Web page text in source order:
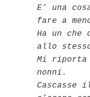
E’ una
fare a
Ha un che
allo
Mi riporta
nonni.
Cascasse